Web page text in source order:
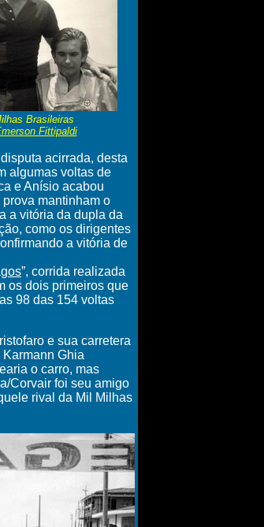
Brasileiras
Fittipaldi
acirrada, desta
algumas voltas de
e Anísio acabou
mantinham o
a vitória da dupla da
como os dirigentes
a vitória de
”, corrida realizada
os dois primeiros que
98 das 154 voltas
e sua carretera
Ghia
o carro, mas
Corvair foi seu amigo
rival da Mil Milhas